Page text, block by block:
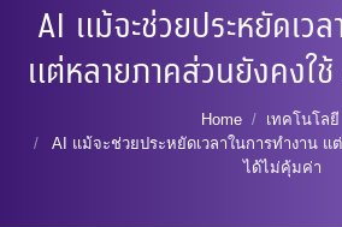
AI แม้จะช่วยประหยัดเวล
แต่หลายภาคส่วนยังคงใ
Home
เทคโนโลยี
AI แม้จะช่วยประหยัดเวลาในการทำงาน แ
ได้ไม่คุ้มค่า